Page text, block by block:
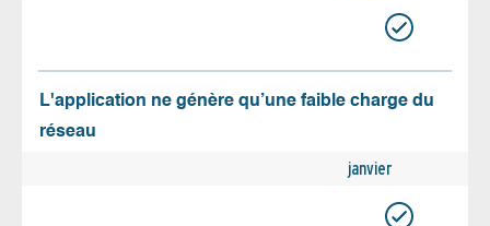
L'application ne génère qu’une faible charge du
réseau
janvier